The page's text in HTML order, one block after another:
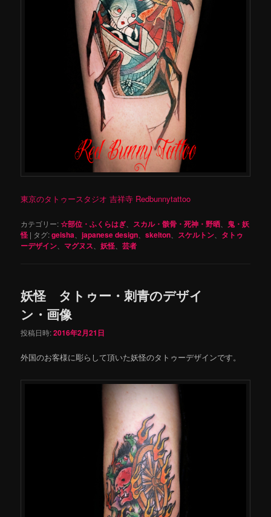
東京のタトゥースタジオ 吉祥寺 Redbunnytattoo
カテゴリー:☆部位・ふくらはぎ スカル・骸骨・死神・野晒
鬼・妖
怪 | タグ:geisha 、japanese design 、skelton スケルトン
タトゥ
ーデザイン
マグヌス 、妖怪 、芸者
妖怪 タトゥー・刺青のデザイ
ン・画像
投稿日時:2016年2月21日
外国のお客様に彫らして頂いた妖怪のタトゥーデザインです。